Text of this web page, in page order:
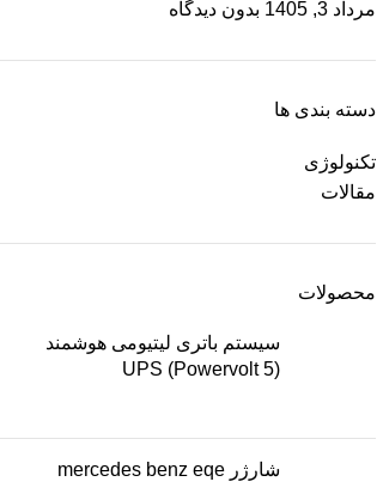
مرداد 3, 1405 بدون دیدگاه
دسته بندی ها
تکنولوژی
مقالات
محصولات
سیستم باتری لیتیومی هوشمند
UPS (Powervolt 5)
شارژر mercedes benz eqe